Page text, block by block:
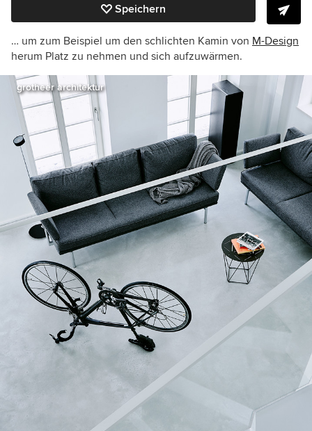
Speichern
… um zum Beispiel um den schlichten Kamin von M-Design
herum Platz zu nehmen und sich aufzuwärmen.
grotheer architektur